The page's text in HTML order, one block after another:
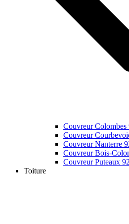
Couvreur Colombes
Couvreur
Couvreur Nanterre
Couvreur Bois-
Couvreur Puteaux
Toiture